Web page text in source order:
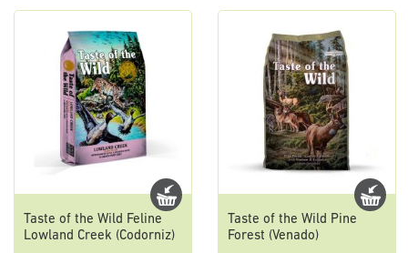
Taste of the Wild Feline
Lowland Creek (Codorniz)
Taste of the Wild Pine
Forest (Venado)